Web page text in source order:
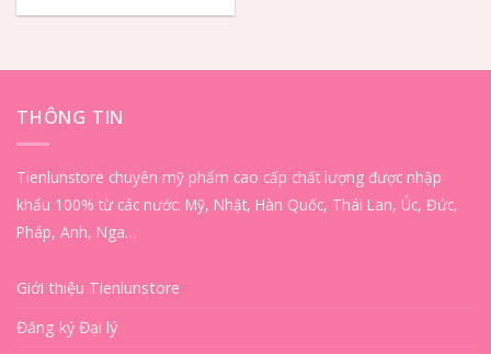
THÔNG TIN
Tienlunstore chuyên mỹ phẩm cao cấp chất lượng được nhập
khẩu 100% từ các nước: Mỹ, Nhật, Hàn Quốc, Thái Lan, Úc, Đức,
Pháp, Anh, Nga…
Giới thiệu Tienlunstore
Đăng ký Đại lý